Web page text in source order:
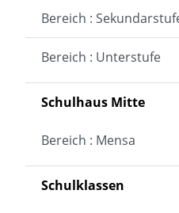
Bereich :
Bereich : Unterstufe
Schulhaus Mitte
Bereich : Mensa
Schulklassen